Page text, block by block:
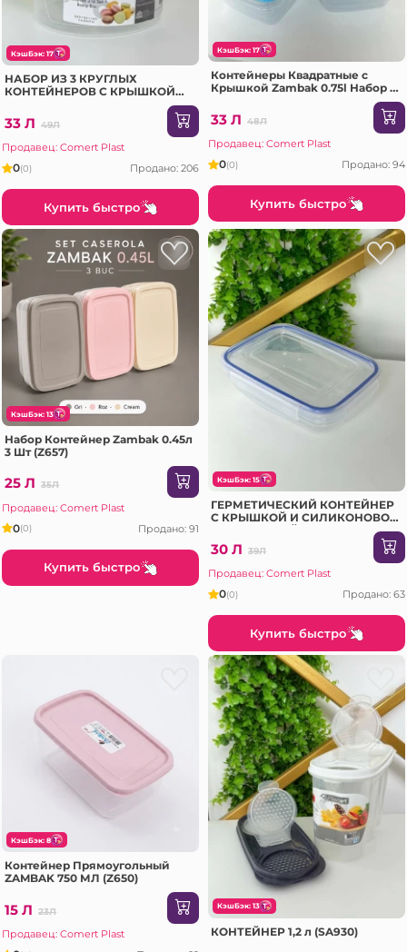
КэшБэк: 17
НАБОР ИЗ 3 КРУГЛЫХ
КОНТЕЙНЕРОВ С КРЫШКОЙ
33 Л 49Л
Продавец: Comert Plast
0(0) Продано: 206
Купить быстро
КэшБэк: 17
Контейнеры Квадратные с
Крышкой Zambak 0.75l Набор 3
33 Л 48Л
Продавец: Comert Plast
0(0) Продано: 94
Купить быстро
КэшБэк: 13
Набор Контейнер Zambak 0.45л
3 Шт (Z657)
25 Л 35Л
Продавец: Comert Plast
0(0) Продано: 91
Купить быстро
КэшБэк: 15
ГЕРМЕТИЧЕСКИЙ КОНТЕЙНЕР
С КРЫШКОЙ И СИЛИКОНОВОЙ
ПРОКЛАДКОЙ 565 МЛ (D30412)
30 Л 39Л
Продавец: Comert Plast
0(0) Продано: 63
Купить быстро
КэшБэк: 8
Контейнер Прямоугольный
ZAMBAK 750 МЛ (Z650)
15 Л 23Л
Продавец: Comert Plast
КэшБэк: 13
КОНТЕЙНЕР 1,2 л (SA930)